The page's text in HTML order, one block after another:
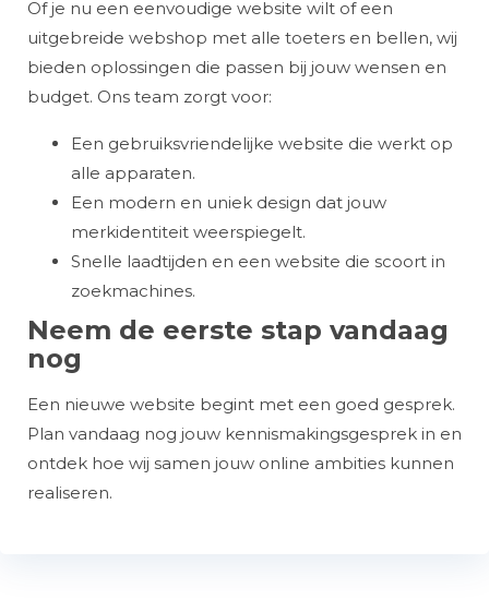
Of je nu een eenvoudige website wilt of een
uitgebreide webshop met alle toeters en bellen, wij
bieden oplossingen die passen bij jouw wensen en
budget. Ons team zorgt voor:
Een gebruiksvriendelijke website die werkt op
alle apparaten.
Een modern en uniek design dat jouw
merkidentiteit weerspiegelt.
Snelle laadtijden en een website die scoort in
zoekmachines.
Neem de eerste stap vandaag
nog
Een nieuwe website begint met een goed gesprek.
Plan vandaag nog jouw kennismakingsgesprek in en
ontdek hoe wij samen jouw online ambities kunnen
realiseren.